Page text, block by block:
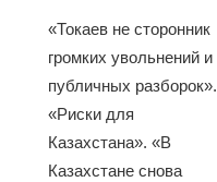
«Токаев не сторонник
громких увольнений и
публичных разборок».
«Риски для
Казахстана». «В
Казахстане снова